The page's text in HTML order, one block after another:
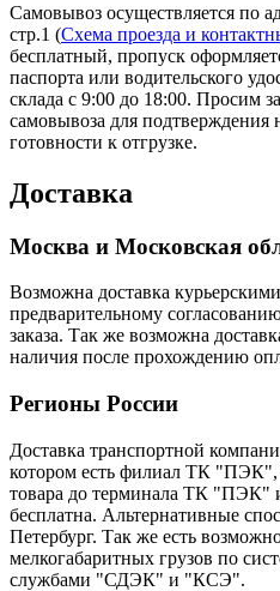
Самовывоз осуществляется по
стр.1 (Схема проезда и
бесплатный, пропуск
паспорта или водительского
склада с 9:00 до 18:00. Просим
самовывоза для подтверждения
готовности к отгрузке.
Доставка
Москва и Московская
Возможна доставка
предварительному
заказа. Так же возможна
наличия после прохождению
Регионы России
Доставка транспортной
котором есть филиал ТК
товара до терминала ТК
бесплатна. Альтернативные
Петербург. Так же есть
мелкогабаритных грузов по
службами "СДЭК" и "КСЭ".